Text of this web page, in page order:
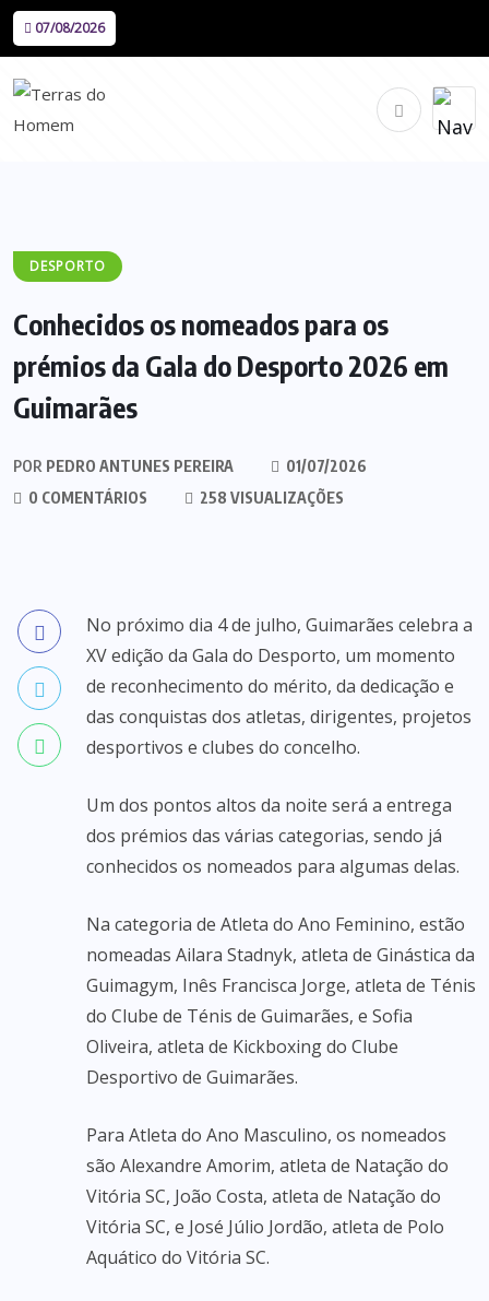
07/08/2026
DESPORTO
Conhecidos os nomeados para os
prémios da Gala do Desporto 2026 em
Guimarães
POR PEDRO ANTUNES PEREIRA
01/07/2026
0 COMENTÁRIOS
258 VISUALIZAÇÕES
No próximo dia 4 de julho, Guimarães celebra a
XV edição da Gala do Desporto, um momento
de reconhecimento do mérito, da dedicação e
das conquistas dos atletas, dirigentes, projetos
desportivos e clubes do concelho.
Um dos pontos altos da noite será a entrega
dos prémios das várias categorias, sendo já
conhecidos os nomeados para algumas delas.
Na categoria de Atleta do Ano Feminino, estão
nomeadas Ailara Stadnyk, atleta de Ginástica da
Guimagym, Inês Francisca Jorge, atleta de Ténis
do Clube de Ténis de Guimarães, e Sofia
Oliveira, atleta de Kickboxing do Clube
Desportivo de Guimarães.
Para Atleta do Ano Masculino, os nomeados
são Alexandre Amorim, atleta de Natação do
Vitória SC, João Costa, atleta de Natação do
Vitória SC, e José Júlio Jordão, atleta de Polo
Aquático do Vitória SC.